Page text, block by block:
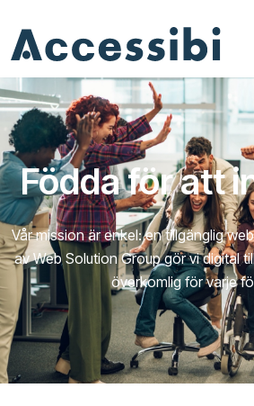
Födda för att
Vår mission är enkel: en tillgänglig
av Web Solution Group gör vi digital
överkomlig för varje